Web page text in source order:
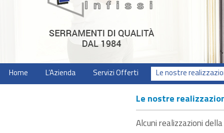
Home L’Azienda Servizi Offerti Le nostre
Le nostre
Alcuni realizzazioni